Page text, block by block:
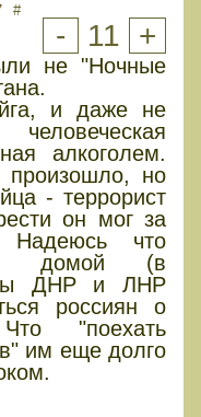
#
- 11 +
не "Ночные
и даже не
алкоголем.
но
- террорист
он мог за
Надеюсь что
домой (в
ДНР и ЛНР
россиян о
"поехать
им еще долго